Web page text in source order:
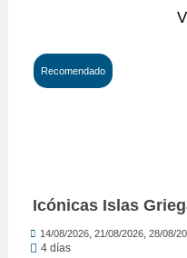
Recomendado
Icónicas Islas
14/08/2026 21/08/2026 28/08/
4 días